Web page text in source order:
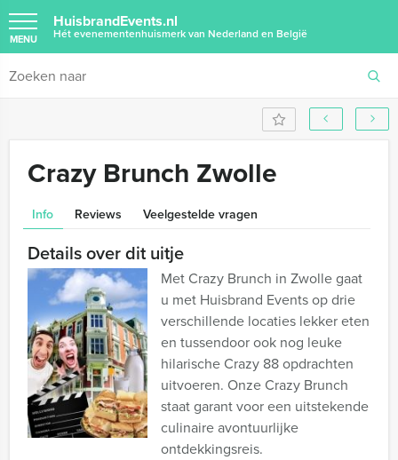
HuisbrandEvents.nl
Hét evenementenhuismerk van Nederland en België
MENU
Crazy Brunch Zwolle
Info Reviews Veelgestelde vragen
Details over dit uitje
Met Crazy Brunch in Zwolle gaat
u met Huisbrand Events op drie
verschillende locaties lekker eten
en tussendoor ook nog leuke
hilarische Crazy 88 opdrachten
uitvoeren. Onze Crazy Brunch
staat garant voor een uitstekende
culinaire avontuurlijke
ontdekkingsreis.